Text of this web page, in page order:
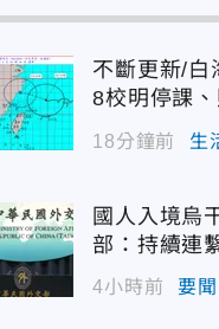
圖/海巡署)
不斷更新/白
8校明停課
18分鐘前 生
國人入境烏
部：持續連
4小時前 要聞